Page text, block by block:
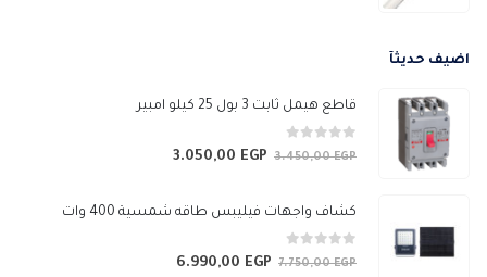
اضيف حديثآ
قاطع هيمل ثابت 3 بول 25 كيلو امبير
0 من 53.450,00EGP
السعر
هو:
3.050,00 EGP
السعر
هو:
كشاف واجهات فيليبس طاقه شمسية 400 وات
0 من 57.750,00EGP
السعر6.990,00 EGP